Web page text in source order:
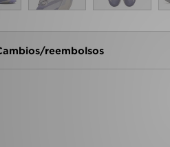
reembolsos